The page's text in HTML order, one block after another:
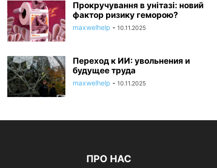
Прокручування в унітазі: новий
фактор ризику геморою?
maxwelhelp - 10.11.2025
Переход к ИИ: увольнения и
будущее труда
maxwelhelp - 10.11.2025
ПРО НАС